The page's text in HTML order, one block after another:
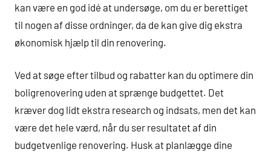
kan være en god idé at undersøge, om du er berettiget
til nogen af disse ordninger, da de kan give dig ekstra
økonomisk hjælp til din renovering.
Ved at søge efter tilbud og rabatter kan du optimere din
boligrenovering uden at sprænge budgettet. Det
kræver dog lidt ekstra research og indsats, men det kan
være det hele værd, når du ser resultatet af din
budgetvenlige renovering. Husk at planlægge dine